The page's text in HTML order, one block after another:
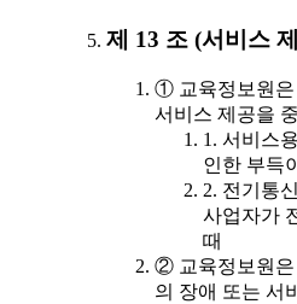
제 13 조 (서비스
① 교육정보원은
서비스 제공을
1. 서비스
인한 부득
2. 전기통
사업자가
때
② 교육정보원은
의 장애 또는 서